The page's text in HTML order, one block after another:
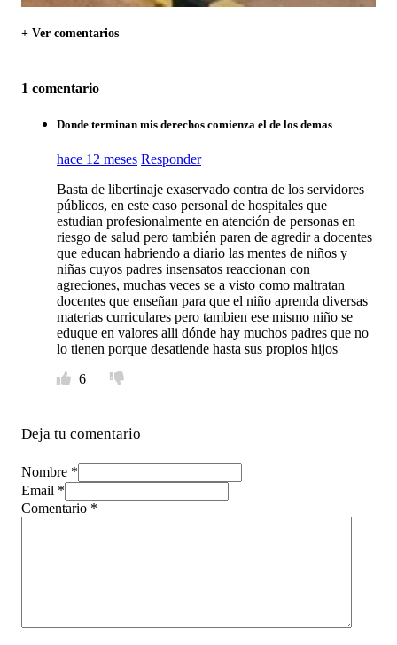
+ Ver comentarios
1 comentario
Donde terminan mis derechos comienza el de los demas
hace 12 meses Responder
Basta de libertinaje exaservado contra de los servidores
públicos, en este caso personal de hospitales que
estudian profesionalmente en atención de personas en
riesgo de salud pero también paren de agredir a docentes
que educan habriendo a diario las mentes de niños y
niñas cuyos padres insensatos reaccionan con
agreciones, muchas veces se a visto como maltratan
docentes que enseñan para que el niño aprenda diversas
materias curriculares pero tambien ese mismo niño se
eduque en valores alli dónde hay muchos padres que no
lo tienen porque desatiende hasta sus propios hijos
6
Deja tu comentario
Nombre *
Email *
Comentario *